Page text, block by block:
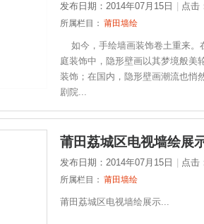
发布日期：2014年07月15日 点击
所属栏目： 莆田墙绘
如今，手绘墙画装饰卷土重来。
庭装饰中，隐形壁画以其梦境般美
装饰；在国内，隐形壁画潮流也悄
剧院...
莆田荔城区电视墙绘展
发布日期：2014年07月15日 点击
所属栏目： 莆田墙绘
莆田荔城区电视墙绘展示...